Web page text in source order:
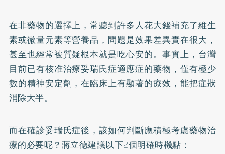
在非藥物的選擇上，常聽到許多人花大錢補充了維生
素或微量元素等營養品，問題是效果差異實在很大，
甚至也經常被質疑根本就是吃心安的。事實上，台灣
目前已有核准治療妥瑞氏症適應症的藥物，僅有極少
數的精神安定劑，在臨床上有顯著的療效，能把症狀
消除大半。
而在確診妥瑞氏症後，該如何判斷應積極考慮藥物治
療的必要呢？蔣立德建議以下2個明確時機點：